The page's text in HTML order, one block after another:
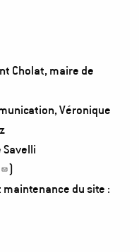
Cholat, maire de
Véronique
Savelli
)
du site :